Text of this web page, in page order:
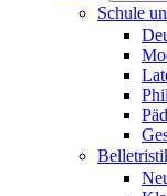
Schule